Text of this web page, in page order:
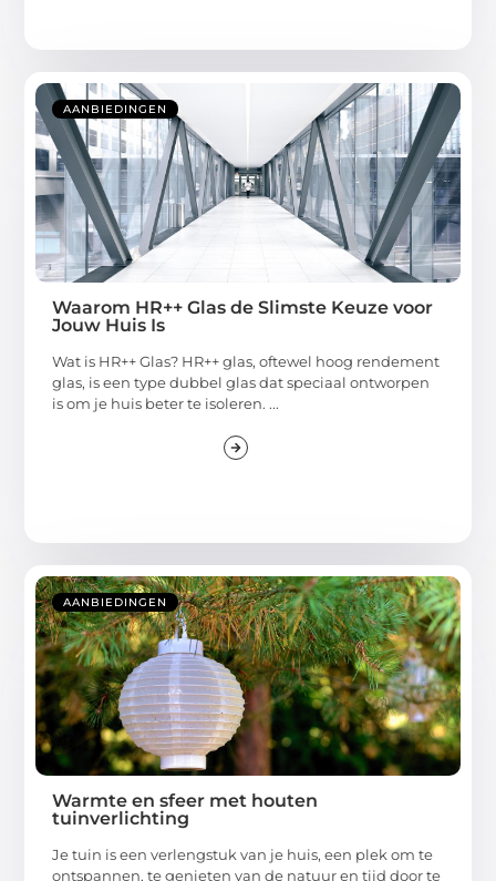
AANBIEDINGEN
Waarom HR++ Glas de Slimste Keuze voor
Jouw Huis Is
Wat is HR++ Glas? HR++ glas, oftewel hoog rendement
glas, is een type dubbel glas dat speciaal ontworpen
is om je huis beter te isoleren. ...
AANBIEDINGEN
Warmte en sfeer met houten
tuinverlichting
Je tuin is een verlengstuk van je huis, een plek om te
ontspannen, te genieten van de natuur en tijd door te